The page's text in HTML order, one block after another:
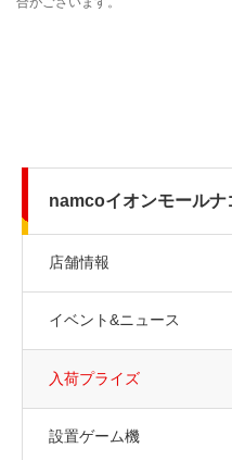
namcoイオンモールナ
店舗情報
イベント&ニュース
入荷プライズ
設置ゲーム機